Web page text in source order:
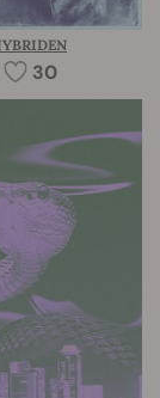
30